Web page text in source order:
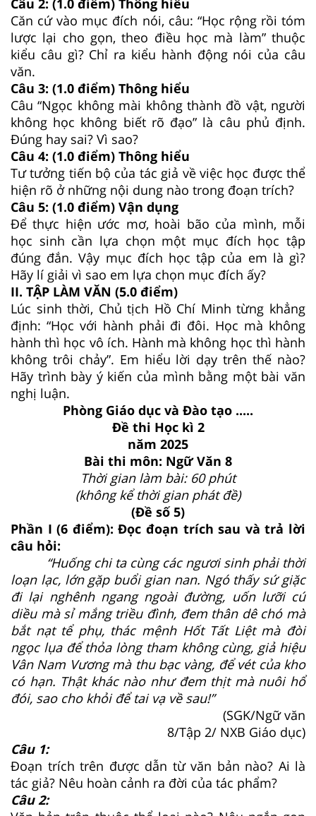
Căn cứ vào mục đích nói, câu: “Học rộng rồi tóm
lược lại cho gọn, theo điều học mà làm” thuộc
kiểu câu gì? Chỉ ra kiểu hành động nói của câu
văn.
Câu 3: (1.0 điểm) Thông hiểu
Câu “Ngọc không mài không thành đồ vật, người
không học không biết rõ đạo” là câu phủ định.
Đúng hay sai? Vì sao?
Câu 4: (1.0 điểm) Thông hiểu
Tư tưởng tiến bộ của tác giả về việc học được thể
hiện rõ ở những nội dung nào trong đoạn trích?
Câu 5: (1.0 điểm) Vận dụng
Để thực hiện ước mơ, hoài bão của mình, mỗi
học sinh cần lựa chọn một mục đích học tập
đúng đắn. Vậy mục đích học tập của em là gì?
Hãy lí giải vì sao em lựa chọn mục đích ấy?
II. TẬP LÀM VĂN (5.0 điểm)
Lúc sinh thời, Chủ tịch Hồ Chí Minh từng khẳng
định: “Học với hành phải đi đôi. Học mà không
hành thì học vô ích. Hành mà không học thì hành
không trôi chảy”. Em hiểu lời dạy trên thế nào?
Hãy trình bày ý kiến của mình bằng một bài văn
nghị luận.
Phòng Giáo dục và Đào tạo .....
Đề thi Học kì 2
năm 2025
Bài thi môn: Ngữ Văn 8
Thời gian làm bài: 60 phút
(không kể thời gian phát đề)
(Đề số 5)
Phần I (6 điểm): Đọc đoạn trích sau và trả lời
câu hỏi:
“Huống chi ta cùng các ngươi sinh phải thời
loạn lạc, lớn gặp buổi gian nan. Ngó thấy sứ giặc
đi lại nghênh ngang ngoài đường, uốn lưỡi cú
diều mà sỉ mắng triều đình, đem thân dê chó mà
bắt nạt tể phụ, thác mệnh Hốt Tất Liệt mà đòi
ngọc lụa để thỏa lòng tham không cùng, giả hiệu
Vân Nam Vương mà thu bạc vàng, để vét của kho
có hạn. Thật khác nào như đem thịt mà nuôi hổ
đói, sao cho khỏi để tai vạ về sau!”
(SGK/Ngữ văn
8/Tập 2/ NXB Giáo dục)
Câu 1:
Đoạn trích trên được dẫn từ văn bản nào? Ai là
tác giả? Nêu hoàn cảnh ra đời của tác phẩm?
Câu 2: